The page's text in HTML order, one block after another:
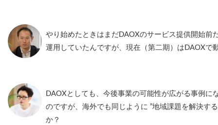
やり始めたときはまだDAOXのサービス提供開始前
運用していたんですが、現在（第二期）はDAOXで
DAOXとしても、今後事業の可能性が広がる事例に
のですが、海外でも同じように ”地域課題を解決す
か？